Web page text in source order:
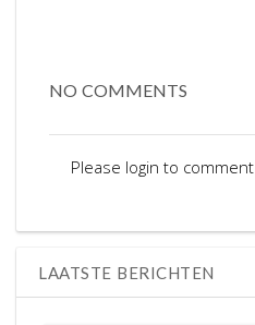
NO COMMENTS
Please login to comment
LAATSTE BERICHTEN